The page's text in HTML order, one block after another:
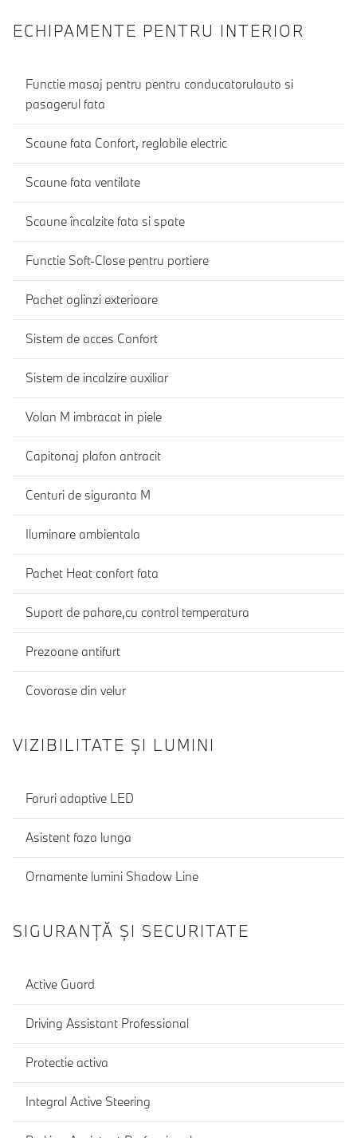
ECHIPAMENTE PENTRU INTERIOR
Functie masaj pentru pentru conducatorulauto si
pasagerul fata
Scaune fata Confort, reglabile electric
Scaune fata ventilate
Scaune încalzite fata si spate
Functie Soft-Close pentru portiere
Pachet oglinzi exterioare
Sistem de acces Confort
Sistem de incalzire auxiliar
Volan M imbracat in piele
Capitonaj plafon antracit
Centuri de siguranta M
Iluminare ambientala
Pachet Heat confort fata
Suport de pahare,cu control temperatura
Prezoane antifurt
Covorase din velur
VIZIBILITATE ȘI LUMINI
Faruri adaptive LED
Asistent faza lunga
Ornamente lumini Shadow Line
SIGURANŢĂ ŞI SECURITATE
Active Guard
Driving Assistant Professional
Protectie activa
Integral Active Steering